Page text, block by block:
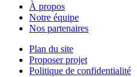
À propos
Notre équipe
Nos partenaires
Plan du site
Proposer projet
Politique de confidentialité